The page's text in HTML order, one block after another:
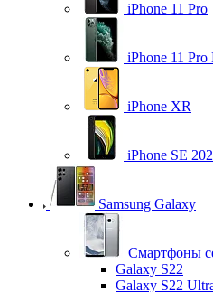
iPhone 11 Pro
iPhone 11 Pro
iPhone XR
iPhone SE
Samsung Galaxy
Смартфоны
Galaxy S22
Galaxy S22